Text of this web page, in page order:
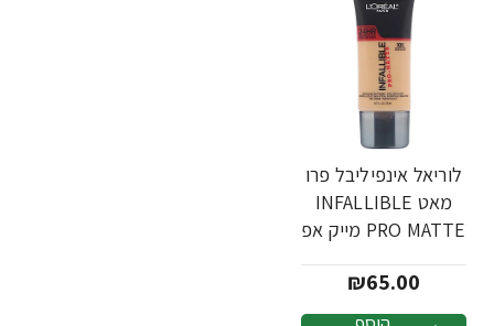
לוריאל אינפיליבל פרו
מאט INFALLIBLE
PRO MATTE מייק אפ
מבית L'Oréal
₪65.00